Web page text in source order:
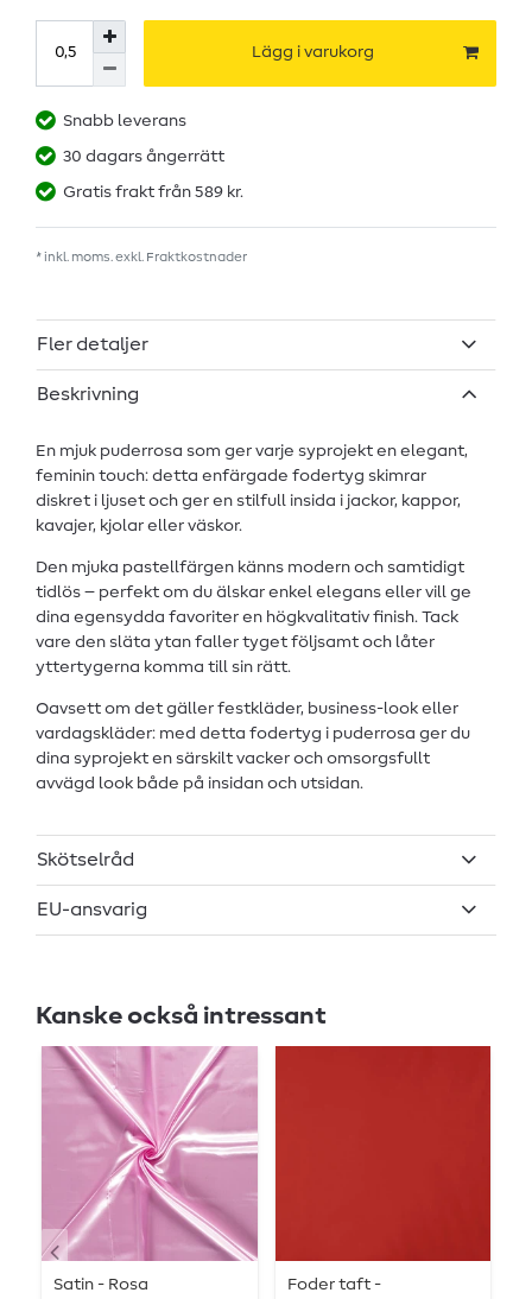
Lägg i varukorg
Snabb leverans
30 dagars ångerrätt
Gratis frakt från 589 kr.
* inkl. moms. exkl. Fraktkostnader
Fler detaljer
Beskrivning
En mjuk puderrosa som ger varje syprojekt en elegant,
feminin touch: detta enfärgade fodertyg skimrar
diskret i ljuset och ger en stilfull insida i jackor, kappor,
kavajer, kjolar eller väskor.
Den mjuka pastellfärgen känns modern och samtidigt
tidlös – perfekt om du älskar enkel elegans eller vill ge
dina egensydda favoriter en högkvalitativ finish. Tack
vare den släta ytan faller tyget följsamt och låter
yttertygerna komma till sin rätt.
Oavsett om det gäller festkläder, business-look eller
vardagskläder: med detta fodertyg i puderrosa ger du
dina syprojekt en särskilt vacker och omsorgsfullt
avvägd look både på insidan och utsidan.
Skötselråd
EU-ansvarig
Kanske också intressant
Satin - Rosa
Foder taft -